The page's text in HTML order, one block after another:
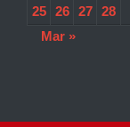
25
26 27
28
Mar »